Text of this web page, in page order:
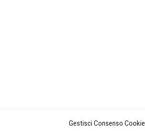
Gestisci Consenso Cookie